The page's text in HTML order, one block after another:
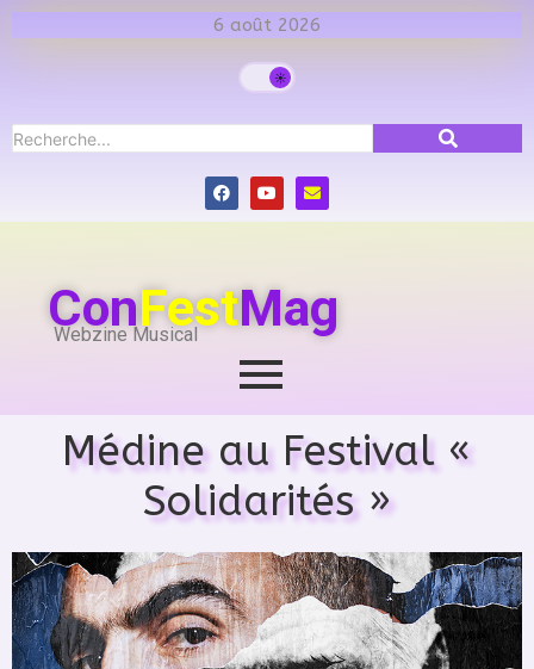
6 août 2026
ConFestMag
Webzine Musical
Médine au Festival «
Solidarités »